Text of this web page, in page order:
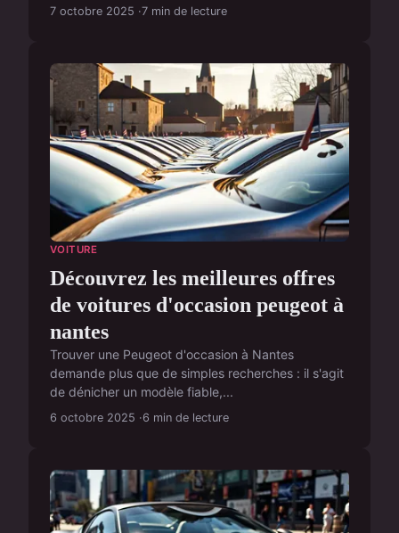
7 octobre 2025 7 min de lecture
VOITURE
Découvrez les meilleures offres
de voitures d'occasion peugeot à
nantes
Trouver une Peugeot d'occasion à Nantes
demande plus que de simples recherches : il s'agit
de dénicher un modèle fiable,...
6 octobre 2025 6 min de lecture